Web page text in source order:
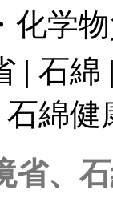
化学
| 石綿
石綿健
省、